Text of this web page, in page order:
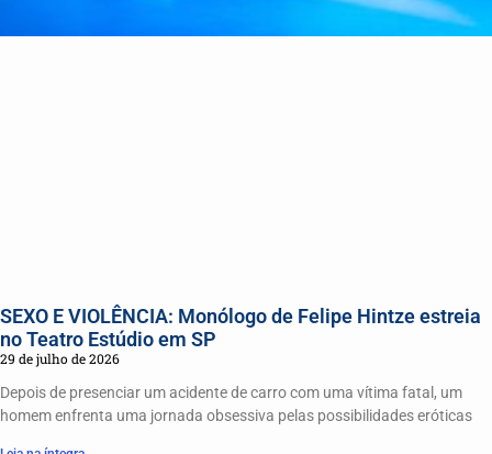
SEXO E VIOLÊNCIA: Monólogo de Felipe Hintze estreia
no Teatro Estúdio em SP
29 de julho de 2026
Depois de presenciar um acidente de carro com uma vítima fatal, um
homem enfrenta uma jornada obsessiva pelas possibilidades eróticas